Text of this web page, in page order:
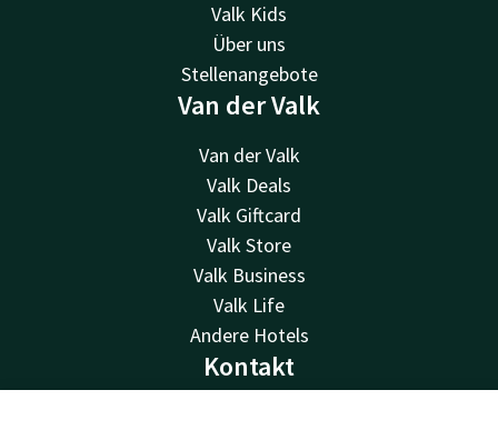
Valk Kids
Über uns
Stellenangebote
Van der Valk
Van der Valk
Valk Deals
Valk Giftcard
Valk Store
Valk Business
Valk Life
Andere Hotels
Kontakt